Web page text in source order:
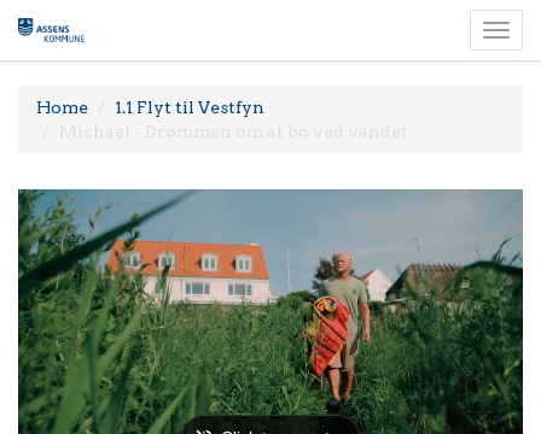
Home
1.1 Flyt til Vestfyn
Michael - Drømmen om at bo ved vandet